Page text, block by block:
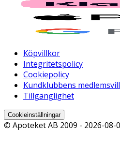
Köpvillkor
Integritetspolicy
Cookiepolicy
Kundklubbens
Tillgänglighet
Cookieinställningar
© Apoteket AB 2009 - 2026-08-